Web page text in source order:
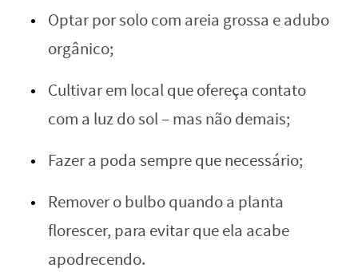
Optar por solo com areia grossa e adubo
orgânico;
Cultivar em local que ofereça contato
com a luz do sol – mas não demais;
Fazer a poda sempre que necessário;
Remover o bulbo quando a planta
florescer, para evitar que ela acabe
apodrecendo.